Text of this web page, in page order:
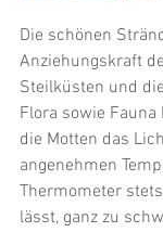
Die schönen
Anziehungskraft
Steilküsten und
Flora sowie
die Motten das
angenehmen
Thermometer
lässt, ganz zu